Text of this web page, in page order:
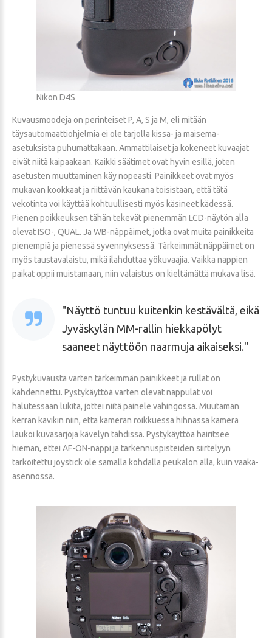
Nikon D4S
Kuvausmoodeja on perinteiset P, A, S ja M, eli mitään
täysautomaattiohjelmia ei ole tarjolla kissa- ja maisema-
asetuksista puhumattakaan. Ammattilaiset ja kokeneet kuvaajat
eivät niitä kaipaakaan. Kaikki säätimet ovat hyvin esillä, joten
asetusten muuttaminen käy nopeasti. Painikkeet ovat myös
mukavan kookkaat ja riittävän kaukana toisistaan, että tätä
vekotinta voi käyttää kohtuullisesti myös käsineet kädessä.
Pienen poikkeuksen tähän tekevät pienemmän LCD-näytön alla
olevat ISO-, QUAL. Ja WB-näppäimet, jotka ovat muita painikkeita
pienempiä ja pienessä syvennyksessä. Tärkeimmät näppäimet on
myös taustavalaistu, mikä ilahduttaa yökuvaajia. Vaikka nappien
paikat oppii muistamaan, niin valaistus on kieltämättä mukava lisä.
Näyttö tuntuu kuitenkin kestävältä, eikä
Jyväskylän MM-rallin hiekkapölyt
saaneet näyttöön naarmuja aikaiseksi.
Pystykuvausta varten tärkeimmän painikkeet ja rullat on
kahdennettu. Pystykäyttöä varten olevat nappulat voi
halutessaan lukita, jottei niitä painele vahingossa. Muutaman
kerran kävikin niin, että kameran roikkuessa hihnassa kamera
laukoi kuvasarjoja kävelyn tahdissa. Pystykäyttöä häiritsee
hieman, ettei AF-ON-nappi ja tarkennuspisteiden siirtelyyn
tarkoitettu joystick ole samalla kohdalla peukalon alla, kuin vaaka-
asennossa.